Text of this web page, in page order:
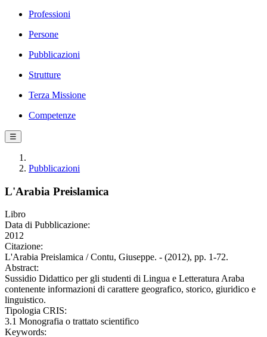
Professioni
Persone
Pubblicazioni
Strutture
Terza Missione
Competenze
☰
Pubblicazioni
L'Arabia Preislamica
Libro
Data di Pubblicazione:
2012
Citazione:
L'Arabia Preislamica / Contu, Giuseppe. - (2012), pp. 1-72.
Abstract:
Sussidio Didattico per gli studenti di Lingua e Letteratura Araba
contenente informazioni di carattere geografico, storico, giuridico e
linguistico.
Tipologia CRIS:
3.1 Monografia o trattato scientifico
Keywords: